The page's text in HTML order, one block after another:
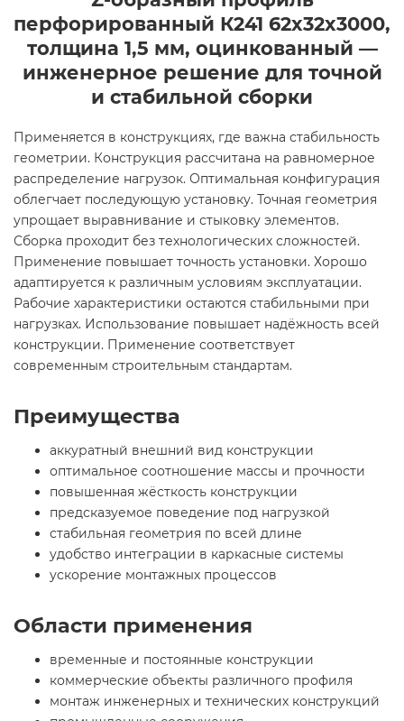
перфорированный К241 62x32x3000,
толщина 1,5 мм, оцинкованный —
инженерное решение для точной
и стабильной сборки
Применяется в конструкциях, где важна стабильность
геометрии. Конструкция рассчитана на равномерное
распределение нагрузок. Оптимальная конфигурация
облегчает последующую установку. Точная геометрия
упрощает выравнивание и стыковку элементов.
Сборка проходит без технологических сложностей.
Применение повышает точность установки. Хорошо
адаптируется к различным условиям эксплуатации.
Рабочие характеристики остаются стабильными при
нагрузках. Использование повышает надёжность всей
конструкции. Применение соответствует
современным строительным стандартам.
Преимущества
аккуратный внешний вид конструкции
оптимальное соотношение массы и прочности
повышенная жёсткость конструкции
предсказуемое поведение под нагрузкой
стабильная геометрия по всей длине
удобство интеграции в каркасные системы
ускорение монтажных процессов
Области применения
временные и постоянные конструкции
коммерческие объекты различного профиля
монтаж инженерных и технических конструкций